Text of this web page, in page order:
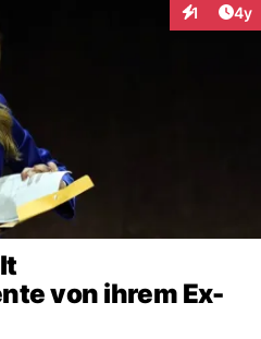
1 4y
von ihrem Ex-